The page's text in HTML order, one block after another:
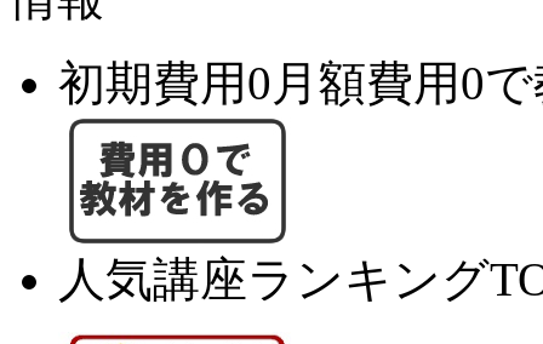
初期費用0月額費用0
人気講座ランキング